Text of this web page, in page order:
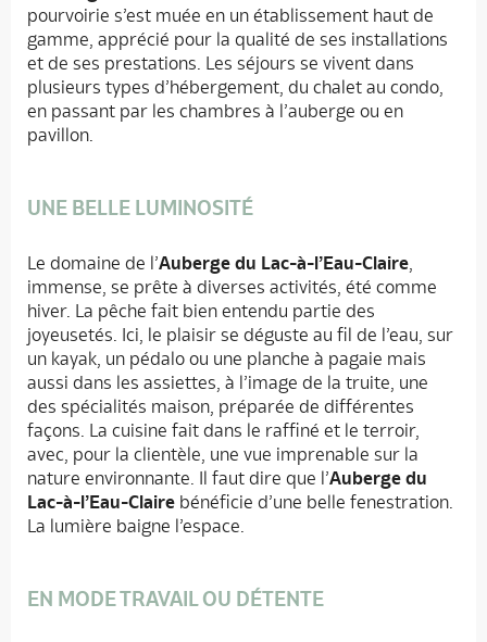
pourvoirie s’est muée en un établissement haut de
gamme, apprécié pour la qualité de ses installations
et de ses prestations. Les séjours se vivent dans
plusieurs types d’hébergement, du chalet au condo,
en passant par les chambres à l’auberge ou en
pavillon.
UNE BELLE LUMINOSITÉ
Le domaine de l’Auberge du Lac-à-l’Eau-Claire,
immense, se prête à diverses activités, été comme
hiver. La pêche fait bien entendu partie des
joyeusetés. Ici, le plaisir se déguste au fil de l’eau, sur
un kayak, un pédalo ou une planche à pagaie mais
aussi dans les assiettes, à l’image de la truite, une
des spécialités maison, préparée de différentes
façons. La cuisine fait dans le raffiné et le terroir,
avec, pour la clientèle, une vue imprenable sur la
nature environnante. Il faut dire que l’Auberge du
Lac-à-l’Eau-Claire bénéficie d’une belle fenestration.
La lumière baigne l’espace.
EN MODE TRAVAIL OU DÉTENTE